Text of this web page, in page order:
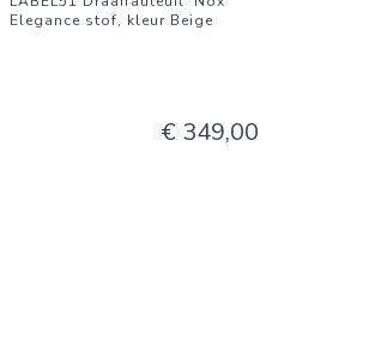
Elegance stof, kleur Beige
€ 349,00